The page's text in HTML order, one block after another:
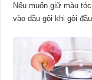
Nếu muốn giữ màu
vào dầu gội khi gội đầu.